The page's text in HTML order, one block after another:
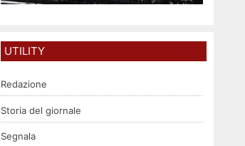
UTILITY
Redazione
Storia del giornale
Segnala